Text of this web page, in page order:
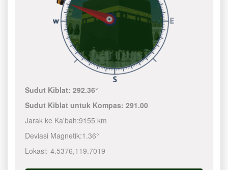
Sudut Kiblat:292.36°
Sudut Kiblat untuk Kompas:291.00
Jarak ke Ka'bah:9155 km
Deviasi Magnetik:1.36°
Lokasi:-4.5376,119.7020